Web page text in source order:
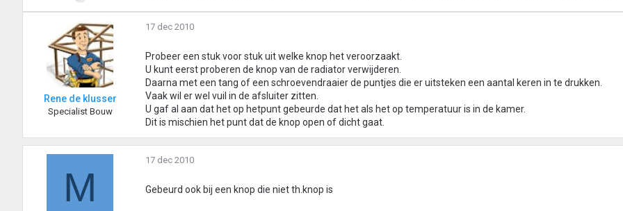
Rene de klusser
Specialist Bouw
17 dec 2010
Probeer een stuk voor stuk uit welke knop het veroorzaakt.
U kunt eerst proberen de knop van de radiator verwijderen.
Daarna met een tang of een schroevendraaier de puntjes die er uitsteken een aantal keren in te drukken.
Vaak wil er wel vuil in de afsluiter zitten.
U gaf al aan dat het op hetpunt gebeurde dat het als het op temperatuur is in de kamer.
Dit is mischien het punt dat de knop open of dicht gaat.
M
17 dec 2010
Gebeurd ook bij een knop die niet th.knop is